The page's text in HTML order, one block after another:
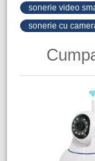
sonerie video
sonerie cu